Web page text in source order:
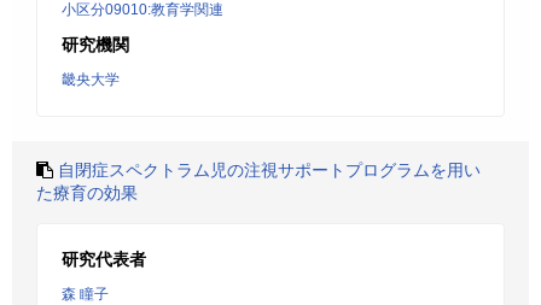
小区分09010:教育学関連
研究機関
畿央大学
自閉症スペクトラム児の注視サポートプログラムを用い
た療育の効果
研究代表者
森 瞳子